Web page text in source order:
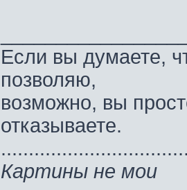
Если вы думаете,
позволяю,
возможно, вы
отказываете.
Картины не мои